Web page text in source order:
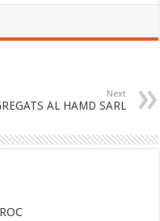
Next
AL HAMD SARL